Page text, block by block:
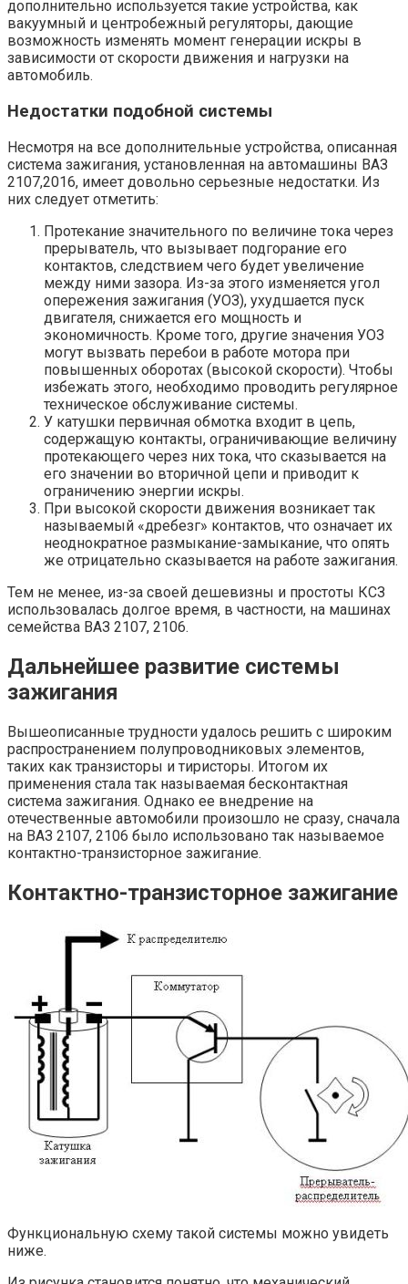
дополнительно используется такие устройства, как
вакуумный и центробежный регуляторы, дающие
возможность изменять момент генерации искры в
зависимости от скорости движения и нагрузки на
автомобиль.
Недостатки подобной системы
Несмотря на все дополнительные устройства, описанная
система зажигания, установленная на автомашины ВАЗ
2107,2016, имеет довольно серьезные недостатки. Из
них следует отметить:
Протекание значительного по величине тока через
прерыватель, что вызывает подгорание его
контактов, следствием чего будет увеличение
между ними зазора. Из-за этого изменяется угол
опережения зажигания (УОЗ), ухудшается пуск
двигателя, снижается его мощность и
экономичность. Кроме того, другие значения УОЗ
могут вызвать перебои в работе мотора при
повышенных оборотах (высокой скорости). Чтобы
избежать этого, необходимо проводить регулярное
техническое обслуживание системы.
У катушки первичная обмотка входит в цепь,
содержащую контакты, ограничивающие величину
протекающего через них тока, что сказывается на
его значении во вторичной цепи и приводит к
ограничению энергии искры.
При высокой скорости движения возникает так
называемый «дребезг» контактов, что означает их
неоднократное размыкание-замыкание, что опять
же отрицательно сказывается на работе зажигания.
Тем не менее, из-за своей дешевизны и простоты КСЗ
использовалась долгое время, в частности, на машинах
семейства ВАЗ 2107, 2106.
Дальнейшее развитие системы
зажигания
Вышеописанные трудности удалось решить с широким
распространением полупроводниковых элементов,
таких как транзисторы и тиристоры. Итогом их
применения стала так называемая бесконтактная
система зажигания. Однако ее внедрение на
отечественные автомобили произошло не сразу, сначала
на ВАЗ 2107, 2106 было использовано так называемое
контактно-транзисторное зажигание.
Контактно-транзисторное зажигание
Функциональную схему такой системы можно увидеть
ниже.